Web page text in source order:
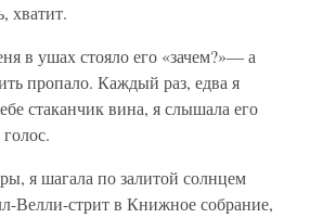
хватит.
в ушах стояло его «зачем?»— а
пропало. Каждый раз, едва я
стаканчик вина, я слышала его
я шагала по залитой солнцем
Велли-стрит в Книжное собрание,